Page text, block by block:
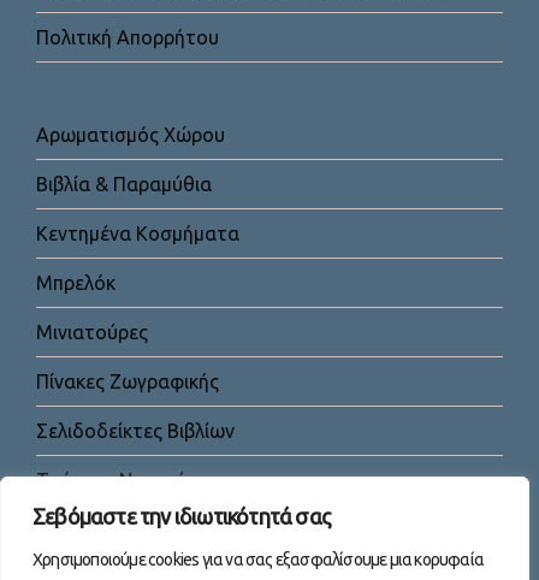
Σεβόμαστε την ιδιωτικότητά σας
Χρησιμοποιούμε cookies για να σας εξασφαλίσουμε μια κορυφαία
Πολιτική Απορρήτου
Αρωματισμός Χώρου
Βιβλία & Παραμύθια
Κεντημένα Κοσμήματα
Μπρελόκ
Μινιατούρες
Πίνακες Ζωγραφικής
Σελιδοδείκτες Βιβλίων
Τσάντες-Νεσεσέρ